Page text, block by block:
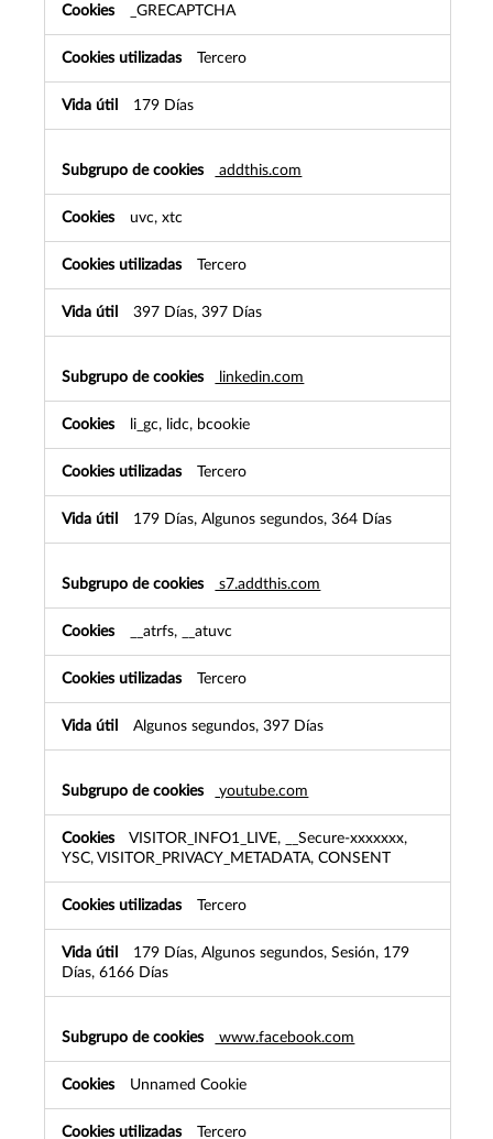
_GRECAPTCHA
Tercero
179 Días
addthis.com
uvc, xtc
Tercero
397 Días, 397 Días
linkedin.com
li_gc, lidc, bcookie
Tercero
179 Días, Algunos segundos, 364 Días
s7.addthis.com
__atrfs, __atuvc
Tercero
Algunos segundos, 397 Días
youtube.com
VISITOR_INFO1_LIVE, __Secure-xxxxxxx,
YSC, VISITOR_PRIVACY_METADATA, CONSENT
Tercero
179 Días, Algunos segundos, Sesión, 179
Días, 6166 Días
www.facebook.com
Unnamed Cookie
Tercero